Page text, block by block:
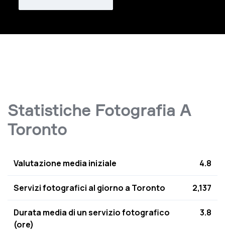
Statistiche Fotografia A
Toronto
Valutazione media iniziale 4.8
Servizi fotografici al giorno a Toronto 2,137
Durata media di un servizio fotografico
(ore)
3.8